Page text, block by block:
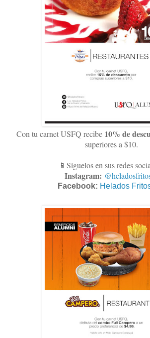
Con tu carnet USFQ recibe 10% de
superiores a $10.
📱Síguelos en sus redes
Instagram:
Facebook: Helados